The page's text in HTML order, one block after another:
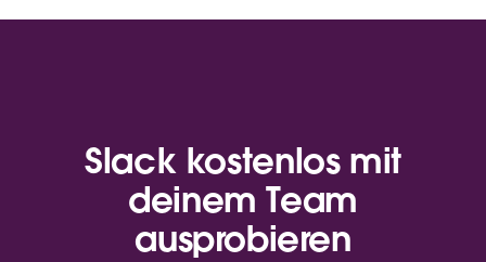
Slack kostenlos mit
deinem Team
ausprobieren